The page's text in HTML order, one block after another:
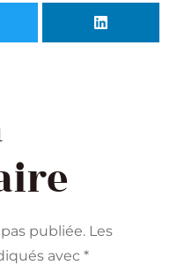
publiée. Les
avec *